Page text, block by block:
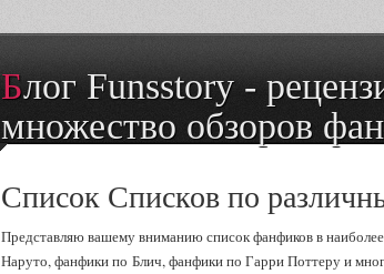
Блог Funsstory - рецензии на книги и
множество обзоров
Список Списков по
Представляю вашему вниманию список фанфиков в
Наруто, фанфики по Блич, фанфики по Гарри Поттеру и